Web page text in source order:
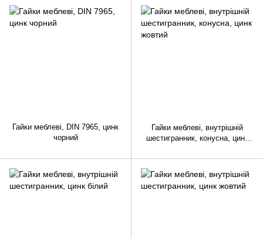
Гайки меблеві, DIN 7965, цинк
чорний
Гайки меблеві, внутрішній
шестигранник, конусна, цинк